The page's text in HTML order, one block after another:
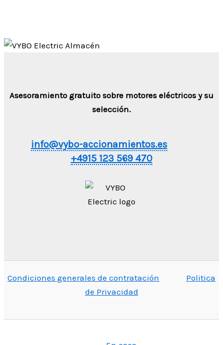
Asesoramiento gratuito sobre motores eléctricos y su
selección.
info@vybo-accionamientos.es
+4915 123 569 470
Condiciones generales de contratación
Politica
de Privacidad